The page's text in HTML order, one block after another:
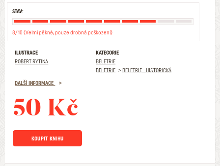
STAV:
8/10 (Velmi pěkné, pouze drobná poškození)
ILUSTRACE
ROBERT RYTINA
KATEGORIE
BELETRIE
BELETRIE->BELETRIE - HISTORICKÁ
DALŠÍ INFORMACE
50 Kč
KOUPIT KNIHU